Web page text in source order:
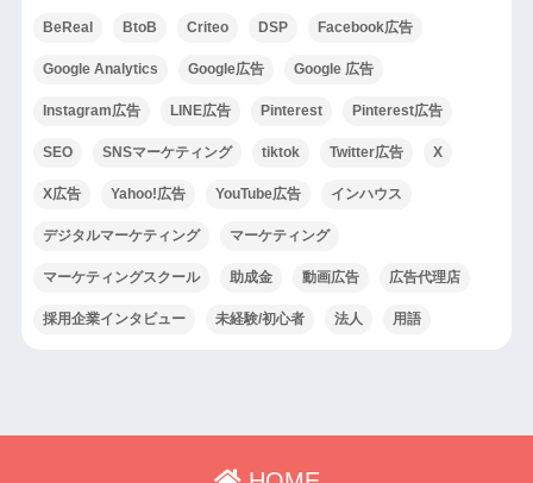
BeReal BtoB Criteo DSP Facebook広告
Google Analytics Google広告 Google 広告
Instagram広告 LINE広告 Pinterest Pinterest広告
SEO SNSマーケティング tiktok Twitter広告 X
X広告 Yahoo!広告 YouTube広告 インハウス
デジタルマーケティング マーケティング
マーケティングスクール 助成金 動画広告 広告代理店
採用企業インタビュー 未経験/初心者 法人 用語